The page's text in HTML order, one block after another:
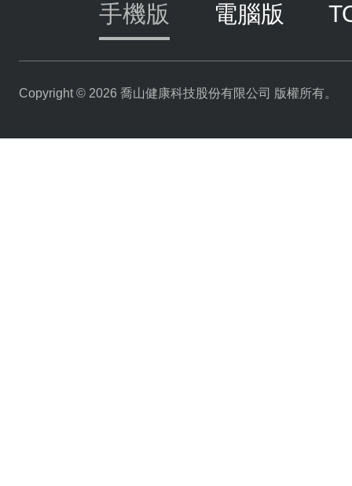
手機版 電腦版
Copyright © 2026 喬山健康科技股份有限公司 版權所有。